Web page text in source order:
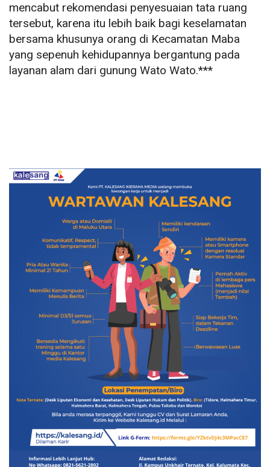
mencabut rekomendasi penyesuaian tata ruang
tersebut, karena itu lebih baik bagi keselamatan
bersama khusunya orang di Kecamatan Maba
yang sepenuh kehidupannya bergantung pada
layanan alam dari gunung Wato Wato.***